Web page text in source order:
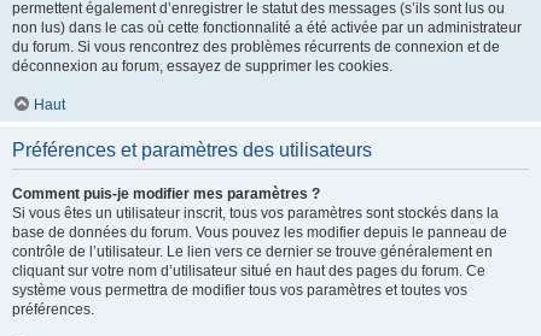
permettent également d’enregistrer le statut des messages (s’ils sont lus ou
non lus) dans le cas où cette fonctionnalité a été activée par un administrateur
du forum. Si vous rencontrez des problèmes récurrents de connexion et de
déconnexion au forum, essayez de supprimer les cookies.
Haut
Préférences et paramètres des utilisateurs
Comment puis-je modifier mes paramètres ?
Si vous êtes un utilisateur inscrit, tous vos paramètres sont stockés dans la
base de données du forum. Vous pouvez les modifier depuis le panneau de
contrôle de l’utilisateur. Le lien vers ce dernier se trouve généralement en
cliquant sur votre nom d’utilisateur situé en haut des pages du forum. Ce
système vous permettra de modifier tous vos paramètres et toutes vos
préférences.